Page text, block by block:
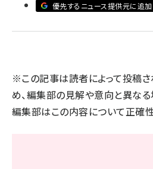
llmo (1166)
優先するニュース提供元に追加
※この記事は読者によって投稿
め、編集部の見解や意向と異なる
編集部はこの内容について正確